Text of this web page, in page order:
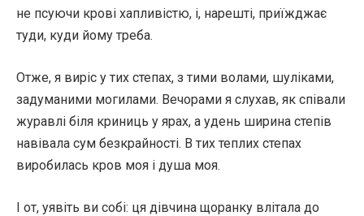
не псуючи крові хапливістю, і, нарешті, приїжджає
туди, куди йому треба.
Отже, я виріс у тих степах, з тими волами, шуліками,
задуманими могилами. Вечорами я слухав, як співали
журавлі біля криниць у ярах, а удень ширина степів
навівала сум безкрайності. В тих теплих степах
виробилась кров моя і душа моя.
І от, уявіть ви собі: ця дівчина щоранку влітала до